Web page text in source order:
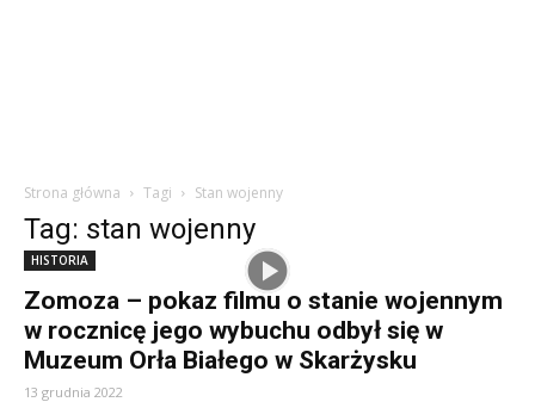
Strona główna Tagi Stan wojenny
Tag: stan wojenny
HISTORIA
Zomoza – pokaz filmu o stanie wojennym
w rocznicę jego wybuchu odbył się w
Muzeum Orła Białego w Skarżysku
13 grudnia 2022